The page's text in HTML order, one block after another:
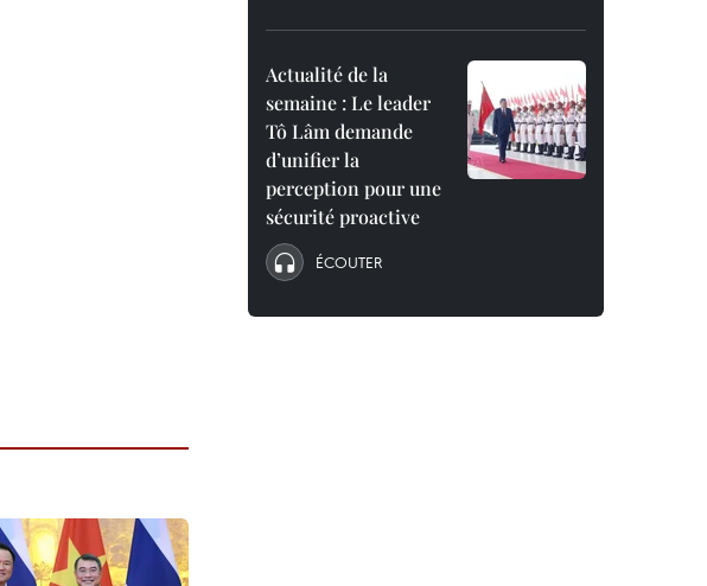
Actualité de la
semaine : Le leader
Tô Lâm demande
d’unifier la
perception pour une
sécurité proactive
ÉCOUTER